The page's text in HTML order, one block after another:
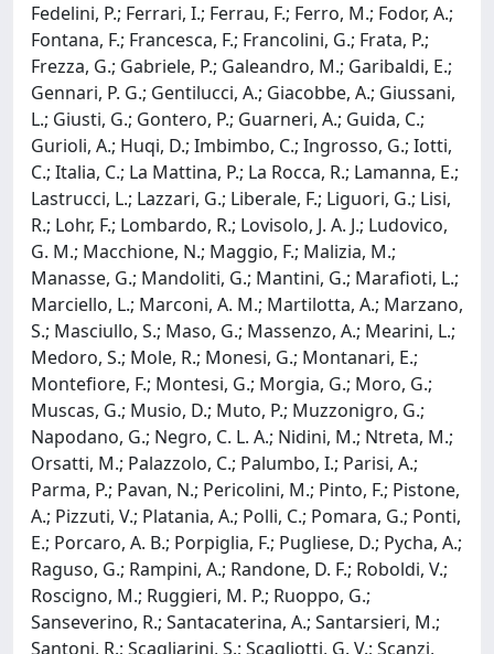
Fedelini, P.; Ferrari, I.; Ferrau, F.; Ferro, M.; Fodor, A.;
Fontana, F.; Francesca, F.; Francolini, G.; Frata, P.;
Frezza, G.; Gabriele, P.; Galeandro, M.; Garibaldi, E.;
Gennari, P. G.; Gentilucci, A.; Giacobbe, A.; Giussani,
L.; Giusti, G.; Gontero, P.; Guarneri, A.; Guida, C.;
Gurioli, A.; Huqi, D.; Imbimbo, C.; Ingrosso, G.; Iotti,
C.; Italia, C.; La Mattina, P.; La Rocca, R.; Lamanna, E.;
Lastrucci, L.; Lazzari, G.; Liberale, F.; Liguori, G.; Lisi,
R.; Lohr, F.; Lombardo, R.; Lovisolo, J. A. J.; Ludovico,
G. M.; Macchione, N.; Maggio, F.; Malizia, M.;
Manasse, G.; Mandoliti, G.; Mantini, G.; Marafioti, L.;
Marciello, L.; Marconi, A. M.; Martilotta, A.; Marzano,
S.; Masciullo, S.; Maso, G.; Massenzo, A.; Mearini, L.;
Medoro, S.; Mole, R.; Monesi, G.; Montanari, E.;
Montefiore, F.; Montesi, G.; Morgia, G.; Moro, G.;
Muscas, G.; Musio, D.; Muto, P.; Muzzonigro, G.;
Napodano, G.; Negro, C. L. A.; Nidini, M.; Ntreta, M.;
Orsatti, M.; Palazzolo, C.; Palumbo, I.; Parisi, A.;
Parma, P.; Pavan, N.; Pericolini, M.; Pinto, F.; Pistone,
A.; Pizzuti, V.; Platania, A.; Polli, C.; Pomara, G.; Ponti,
E.; Porcaro, A. B.; Porpiglia, F.; Pugliese, D.; Pycha, A.;
Raguso, G.; Rampini, A.; Randone, D. F.; Roboldi, V.;
Roscigno, M.; Ruggieri, M. P.; Ruoppo, G.;
Sanseverino, R.; Santacaterina, A.; Santarsieri, M.;
Santoni, R.; Scagliarini, S.; Scagliotti, G. V.; Scanzi,